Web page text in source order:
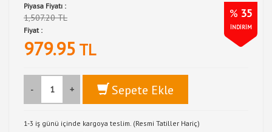
Piyasa Fiyatı :
1,507.20 TL % 35
İNDİRİM
Fiyat :
979.95 TL
- + Sepete Ekle
1-3 iş günü içinde kargoya teslim. (Resmi Tatiller Hariç)